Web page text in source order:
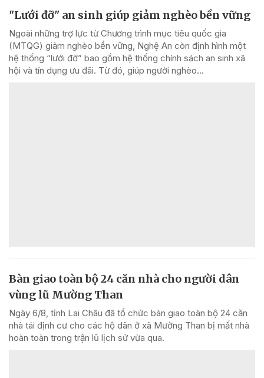
"Lưới đỡ" an sinh giúp giảm nghèo bền vững
Ngoài những trợ lực từ Chương trình mục tiêu quốc gia
(MTQG) giảm nghèo bền vững, Nghệ An còn định hình một
hệ thống “lưới đỡ” bao gồm hệ thống chính sách an sinh xã
hội và tín dụng ưu đãi. Từ đó, giúp người nghèo...
Bàn giao toàn bộ 24 căn nhà cho người dân
vùng lũ Mường Than
Ngày 6/8, tỉnh Lai Châu đã tổ chức bàn giao toàn bộ 24 căn
nhà tái định cư cho các hộ dân ở xã Mường Than bị mất nhà
hoàn toàn trong trận lũ lịch sử vừa qua.